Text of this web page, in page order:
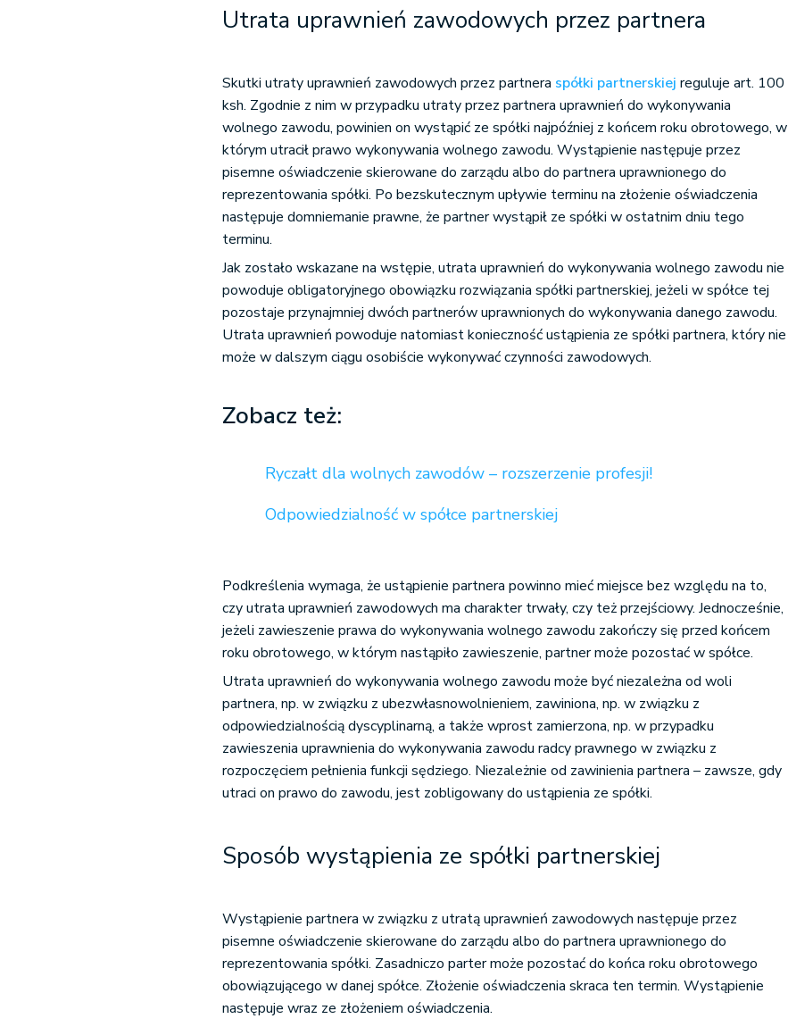
Utrata uprawnień zawodowych przez partnera
Skutki utraty uprawnień zawodowych przez partnera spółki partnerskiej reguluje art. 100
ksh. Zgodnie z nim w przypadku utraty przez partnera uprawnień do wykonywania
wolnego zawodu, powinien on wystąpić ze spółki najpóźniej z końcem roku obrotowego, w
którym utracił prawo wykonywania wolnego zawodu. Wystąpienie następuje przez
pisemne oświadczenie skierowane do zarządu albo do partnera uprawnionego do
reprezentowania spółki. Po bezskutecznym upływie terminu na złożenie oświadczenia
następuje domniemanie prawne, że partner wystąpił ze spółki w ostatnim dniu tego
terminu.
Jak zostało wskazane na wstępie, utrata uprawnień do wykonywania wolnego zawodu nie
powoduje obligatoryjnego obowiązku rozwiązania spółki partnerskiej, jeżeli w spółce tej
pozostaje przynajmniej dwóch partnerów uprawnionych do wykonywania danego zawodu.
Utrata uprawnień powoduje natomiast konieczność ustąpienia ze spółki partnera, który nie
może w dalszym ciągu osobiście wykonywać czynności zawodowych.
Zobacz też:
Ryczałt dla wolnych zawodów – rozszerzenie profesji!
Odpowiedzialność w spółce partnerskiej
Podkreślenia wymaga, że ustąpienie partnera powinno mieć miejsce bez względu na to,
czy utrata uprawnień zawodowych ma charakter trwały, czy też przejściowy. Jednocześnie,
jeżeli zawieszenie prawa do wykonywania wolnego zawodu zakończy się przed końcem
roku obrotowego, w którym nastąpiło zawieszenie, partner może pozostać w spółce.
Utrata uprawnień do wykonywania wolnego zawodu może być niezależna od woli
partnera, np. w związku z ubezwłasnowolnieniem, zawiniona, np. w związku z
odpowiedzialnością dyscyplinarną, a także wprost zamierzona, np. w przypadku
zawieszenia uprawnienia do wykonywania zawodu radcy prawnego w związku z
rozpoczęciem pełnienia funkcji sędziego. Niezależnie od zawinienia partnera – zawsze, gdy
utraci on prawo do zawodu, jest zobligowany do ustąpienia ze spółki.
Sposób wystąpienia ze spółki partnerskiej
Wystąpienie partnera w związku z utratą uprawnień zawodowych następuje przez
pisemne oświadczenie skierowane do zarządu albo do partnera uprawnionego do
reprezentowania spółki. Zasadniczo parter może pozostać do końca roku obrotowego
obowiązującego w danej spółce. Złożenie oświadczenia skraca ten termin. Wystąpienie
następuje wraz ze złożeniem oświadczenia.